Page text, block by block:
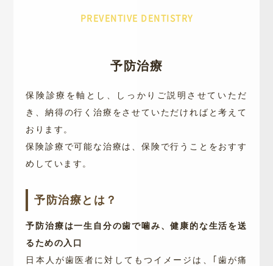
PREVENTIVE DENTISTRY
予防治療
保険診療を軸とし、しっかりご説明させていただ
き、納得の行く治療をさせていただければと考えて
おります。
保険診療で可能な治療は、保険で行うことをおすす
めしています。
予防治療とは？
予防治療は一生自分の歯で噛み、健康的な生活を送
るための入口
日本人が歯医者に対してもつイメージは、｢歯が痛